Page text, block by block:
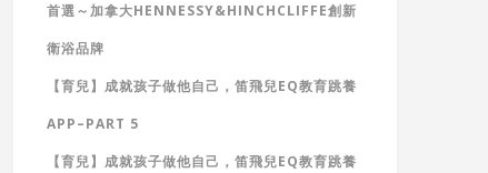
首選～加拿大HENNESSY&HINCHCLIFFE創新
衛浴品牌
【育兒】成就孩子做他自己，笛飛兒EQ教育跳養
APP–PART 5
【育兒】成就孩子做他自己，笛飛兒EQ教育跳養